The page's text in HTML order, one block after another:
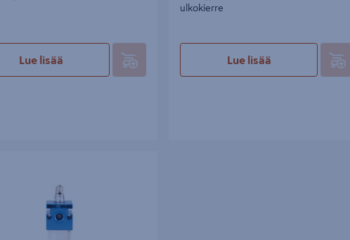
Lue lisää
ulkokierre
Lue lisää